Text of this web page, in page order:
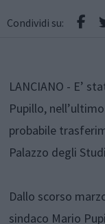
Condividi su:
LANCIANO - E’
Pupillo,
probabile
Palazzo degli
Dallo scorso
sindaco Mario